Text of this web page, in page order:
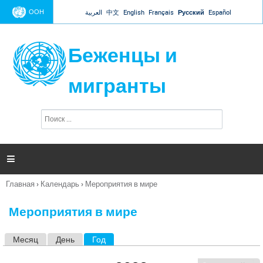
Jump to navigation
ООН العربية 中文 English Français Русский Español
Беженцы и
мигранты
п
и

Вы
Главная › Календарь › Мероприятия в мире
Мероприятия в мире
Месяц День Год